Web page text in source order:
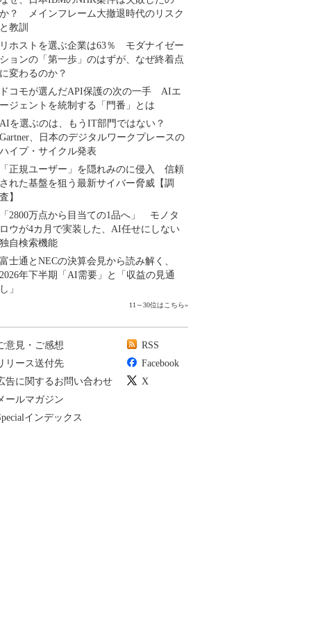
か？ メインフレーム大撤退時代のリスク
と教訓
リホストを選ぶ企業は63％ モダナイゼー
ションの「第一歩」のはずが、なぜ終着点
に変わるのか？
ドコモが選んだAPI保護の次の一手 AIエ
ージェントを統制する「門番」とは
AIを選ぶのは、もうIT部門ではない？
Gartner、日本のデジタルワークプレースの
ハイプ・サイクル発表
「正規ユーザー」を隠れみのに侵入 信頼
された基盤を狙う最新サイバー脅威【調
査】
「2800万点から目当ての1品へ」 モノタ
ロウが4カ月で実装した、AI任せにしない
独自検索機能
富士通とNECの決算会見から読み解く、
2026年下半期「AI需要」と「収益の見通
し」
11～30位はこちら»
意見・ご感想
リース送付先
告に関するお問い合わせ
ールマガジン
インデックス
RSS
Facebook
X